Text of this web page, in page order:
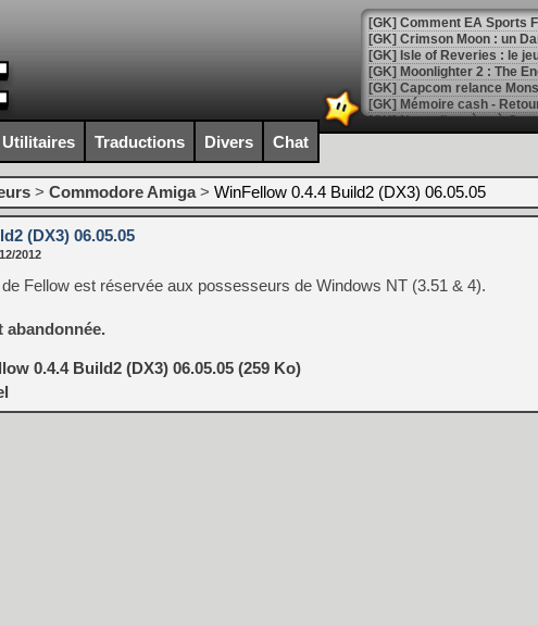
[GK] Comment EA Sports
[GK] Crimson Moon : un
[GK] Isle of Reveries : le
[GK] Moonlighter 2 : The
[GK] Capcom relance
[Mo5] Deux inédits du
[GK] Le beat'em up The
[GK] Endless Legend 2 :
[LS] [PS5] Le WebKit
[GK] Oubliez Crazy Taxi,
[LS] [Switch] NSZ 5.0.0
[GK] No More Room in
[GK] Un chatbot Atelier
[GK] Mémoire cash -
[GK] Nvidia : le prix des
[GK] Suikoden Star Leap
[Mo5] La mini borne
[GK] Le studio de FIFA
[GK] La PlayStation 1 en
Utilitaires Traductions Divers Chat
> Commodore Amiga> WinFellow 0.4.4 Build2 (DX3) 06.05.05
(DX3) 06.05.05
2012
Fellow est réservée aux possesseurs de Windows NT (3.51 & 4).
abandonnée.
0.4.4 Build2 (DX3) 06.05.05 (259 Ko)